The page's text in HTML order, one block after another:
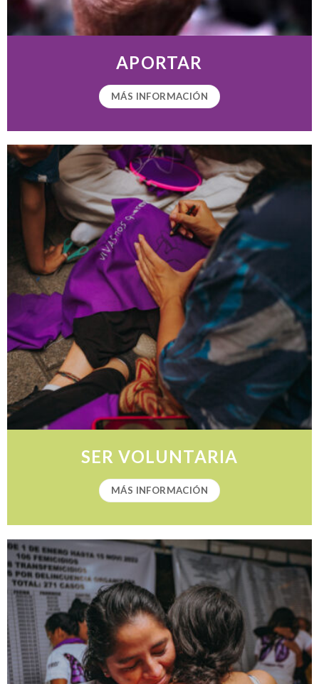
APORTAR
MÁS INFORMACIÓN
SER VOLUNTARIA
MÁS INFORMACIÓN